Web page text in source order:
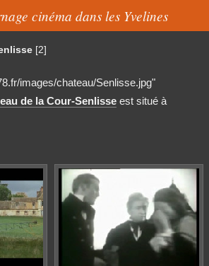
cinéma dans les Yvelines
[2]
images/chateau/Senlisse.jpg"
de la Cour-Senlisse est situé à